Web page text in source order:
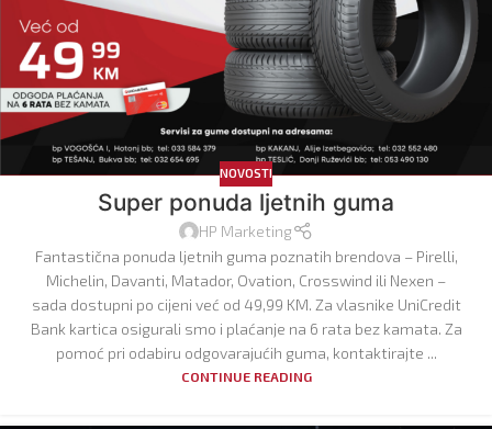
NOVOSTI
Super ponuda ljetnih guma
HP Marketing
Fantastična ponuda ljetnih guma poznatih brendova – Pirelli,
Michelin, Davanti, Matador, Ovation, Crosswind ili Nexen –
sada dostupni po cijeni već od 49,99 KM. Za vlasnike UniCredit
Bank kartica osigurali smo i plaćanje na 6 rata bez kamata. Za
pomoć pri odabiru odgovarajućih guma, kontaktirajte ...
CONTINUE READING